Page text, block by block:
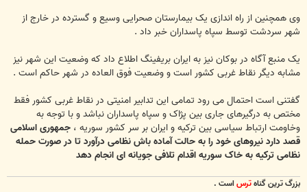
وی همچنین از راه اندازی یک بیمارستان صحرایی وسیع و گسترده در خارج از
شهر سردشت توسط سپاه پاسداران خبر داد .
یک منبع آگاه در بوکان نیز به ایران بریفینگ اطلاع داد که وضعیت این شهر نیز
مشابه دیگر نقاط غربی کشور است و وضعیت فوق العاده در شهر حاکم است .
گفتنی است احتمال می رود تمامی این تدابیر امنیتی در نقاط غربی کشور فقط
مختص به درگیرهای جاری بین پژاک و سپاه پاسداران نباشد و با توجه به
وخاومت ارتباط سیاسی بین ترکیه و ایران بر سر کشور سوریه ، جمهوری اسلامی
قصد دارد نیروهای خود را به حالت آماده باش نظامی درآورد تا در صورت حمله
نظامی ترکیه به خاک سوریه اقدام تلافی جویانه ای انجام دهد
بزرگ ترين گناهترس است .